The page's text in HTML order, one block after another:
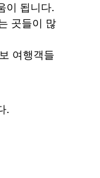
이 됩니다.
곳들이 많
여행객들
.